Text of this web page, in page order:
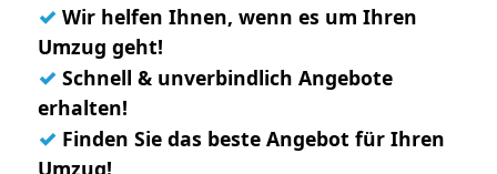
✓ Wir helfen Ihnen, wenn es um Ihren
Umzug geht!
✓ Schnell & unverbindlich Angebote
erhalten!
✓ Finden Sie das beste Angebot für Ihren
Umzug!